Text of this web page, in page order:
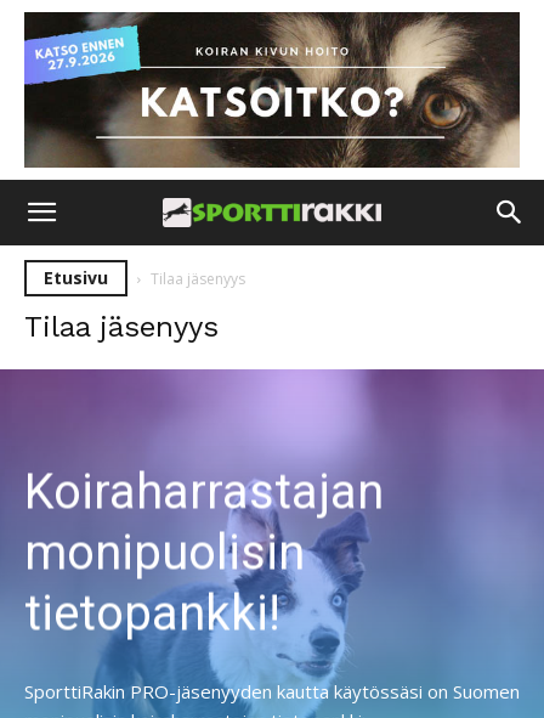
Etusivu Tilaa jäsenyys
Tilaa jäsenyys
Koiraharrastajan
monipuolisin
tietopankki!
SporttiRakin PRO-jäsenyyden kautta käytössäsi on Suomen